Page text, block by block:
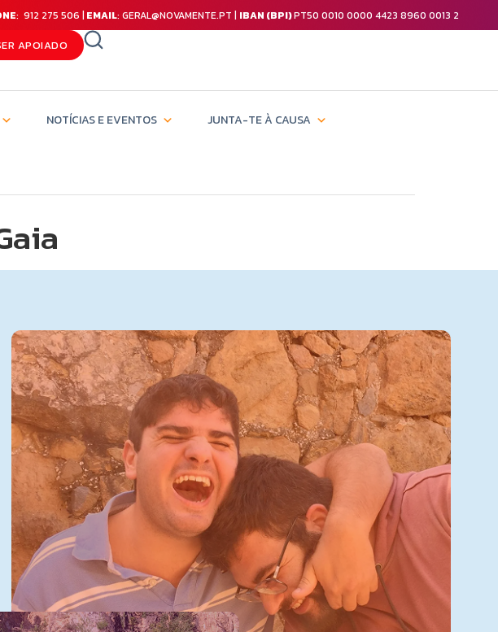
: 912 275 506 | EMAIL: GERAL@NOVAMENTE.PT | IBAN (BPI)PT50 0010 0000 4423 8960 0013 2
APOIADO
NOTÍCIAS E EVENTOS JUNTA-TE À CAUSA